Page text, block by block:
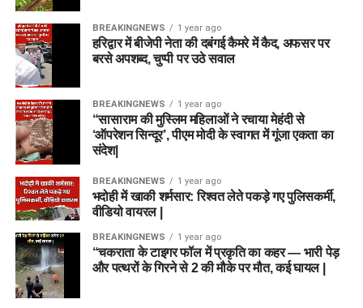
BREAKINGNEWS 1 year ago
हरिद्वार में बीजेपी नेता की दबंगई कैमरे में कैद, अफसर पर
बरसे अपशब्द, चुप्पी पर उठे सवाल
BREAKINGNEWS 1 year ago
“सासाराम की मुस्लिम महिलाओं ने रचाया मेहंदी से
‘ऑपरेशन सिन्दूर’, पीएम मोदी के स्वागत में गूंजा एकता का
संदेश|
BREAKINGNEWS 1 year ago
भदोही में खाकी शर्मसार: रिश्वत लेते पकड़े गए पुलिसकर्मी,
वीडियो वायरल |
BREAKINGNEWS 1 year ago
“चकराता के टाइगर फॉल में प्रकृति का कहर — भारी पेड़
और पत्थरों के गिरने से 2 की मौके पर मौत, कई घायल |